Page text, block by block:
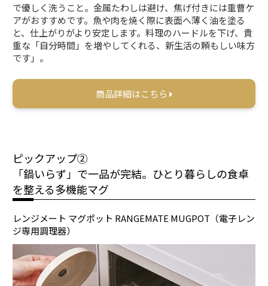
で優しく洗うこと。金属たわしは避け、焦げ付きには重曹ケ
アがおすすめです。魚や肉を焼く際に表面へ薄く油を塗る
と、仕上がりがより安定します。料理のハードルを下げ、貴
重な「自分時間」を増やしてくれる、新生活の頼もしい味方
です」。
商品詳細はこちら
ピックアップ②
「鍋いらず」で一品が完結。ひとり暮らしの食卓
を整える多機能マグ
レンジメート マグポット RANGEMATE MUGPOT（電子レン
ジ専用調理器）